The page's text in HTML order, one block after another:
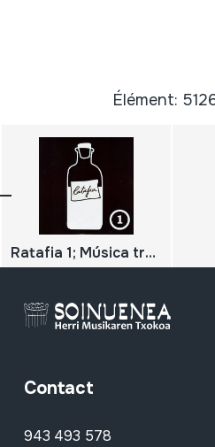
Élément:
Ratafia 1; Música tradicional basca i catalana per cercavilla, ball o concert.
Contact
943 493 578